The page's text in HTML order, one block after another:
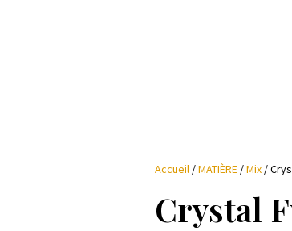
Accueil /MATIÈRE/Mix/
Crystal